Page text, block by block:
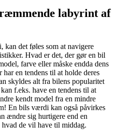
labyrint af
det føles som at navigere
Hvad er det, der gør en bil
farve eller måske endda dens
en tendens til at holde deres
skyldes alt fra bilens popularitet
f.eks. have en tendens til at
kendt model fra en mindre
En bils værdi kan også påvirkes
ændre sig hurtigere end en
de vil have til middag.